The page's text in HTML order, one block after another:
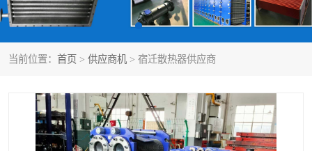
当前位置： 首页 > 供应商机 > 宿迁散热器供应商
热交换器